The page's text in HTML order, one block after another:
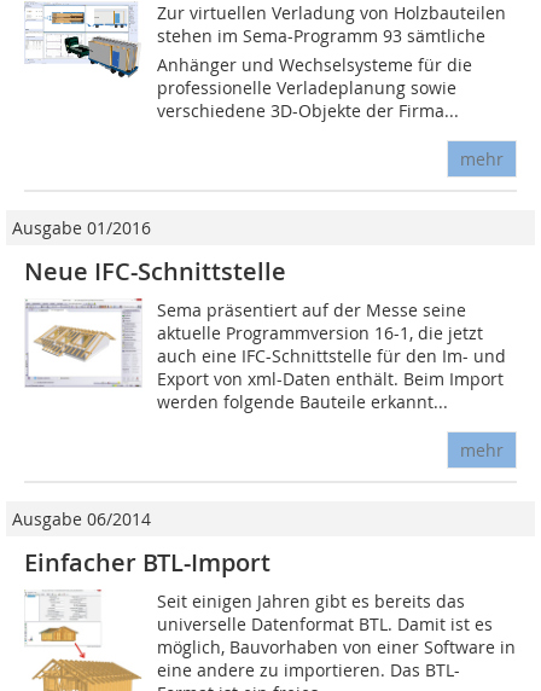
Zur virtuellen Verladung von Holzbauteilen
stehen im Sema-Programm 93 sämtliche
Anhänger und Wechselsysteme für die
professionelle Verladeplanung sowie
verschiedene 3D-Objekte der Firma...
mehr
Ausgabe 01/2016
Neue IFC-Schnittstelle
Sema präsentiert auf der Messe seine
aktuelle Programmversion 16-1, die jetzt
auch eine IFC-Schnittstelle für den Im- und
Export von xml-Daten enthält. Beim Import
werden folgende Bauteile erkannt...
mehr
Ausgabe 06/2014
Einfacher BTL-Import
Seit einigen Jahren gibt es bereits das
universelle Datenformat BTL. Damit ist es
möglich, Bauvorhaben von einer Software in
eine andere zu importieren. Das BTL-